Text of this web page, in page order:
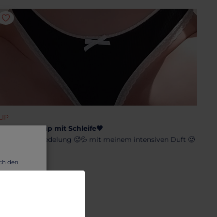
Slip mit Schleife🖤
Veredelung 🥵💦 mit meinem intensiven Duft 🥵
€
den